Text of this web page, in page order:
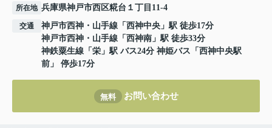
所在地 兵庫県神戸市西区糀台 １丁目11-4
交通 神戸市西神・山手線 「 西神中央 」駅 徒歩17分
神戸市西神・山手線 「 西神南 」駅 徒歩33分
神鉄粟生線 「 栄 」駅 バス24分 神姫バス「西神中央駅
前」 停歩17分
無料 お問い合わせ